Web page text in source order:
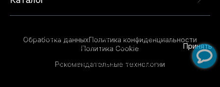
Обработка данныхПолитика конфиденциальности
Политика Cookie
Рекомендательные технологии
опыта на нашем сайте. Продолжая использовать
данный сайт, вы соглашаетесь с использованием
технологий. Для получения дополнительной
Принять